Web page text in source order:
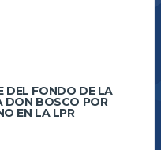
DEL FONDO DE LA
DON BOSCO POR
EN LA LPR